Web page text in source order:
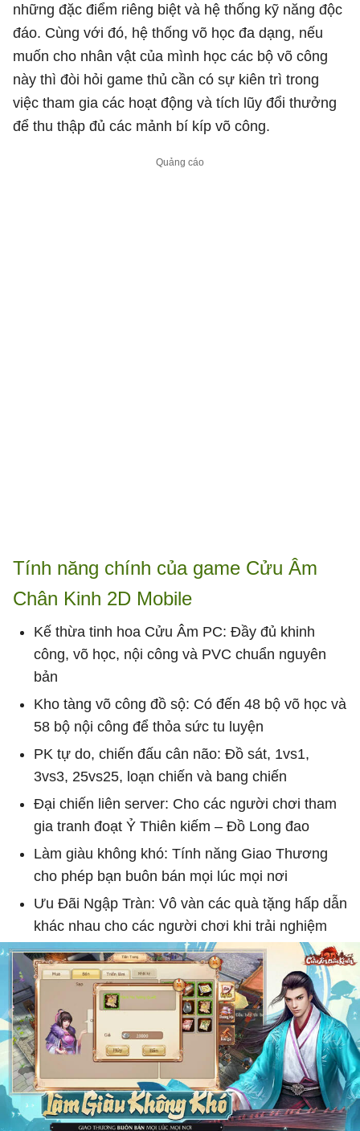
những đặc điểm riêng biệt và hệ thống kỹ năng độc
đáo. Cùng với đó, hệ thống võ học đa dạng, nếu
muốn cho nhân vật của mình học các bộ võ công
này thì đòi hỏi game thủ cần có sự kiên trì trong
việc tham gia các hoạt động và tích lũy đổi thưởng
để thu thập đủ các mảnh bí kíp võ công.
Tính năng chính của game Cửu Âm
Chân Kinh 2D Mobile
Kế thừa tinh hoa Cửu Âm PC: Đầy đủ khinh
công, võ học, nội công và PVC chuẩn nguyên
bản
Kho tàng võ công đồ sộ: Có đến 48 bộ võ học và
58 bộ nội công để thỏa sức tu luyện
PK tự do, chiến đấu cân não: Đồ sát, 1vs1,
3vs3, 25vs25, loạn chiến và bang chiến
Đại chiến liên server: Cho các người chơi tham
gia tranh đoạt Ỷ Thiên kiếm – Đồ Long đao
Làm giàu không khó: Tính năng Giao Thương
cho phép bạn buôn bán mọi lúc mọi nơi
Ưu Đãi Ngập Tràn: Vô vàn các quà tặng hấp dẫn
khác nhau cho các người chơi khi trải nghiệm